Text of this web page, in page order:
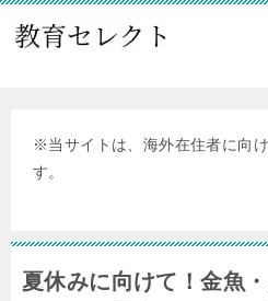
※当サイトは、海外在住者に向
す。
夏休みに向けて！金魚